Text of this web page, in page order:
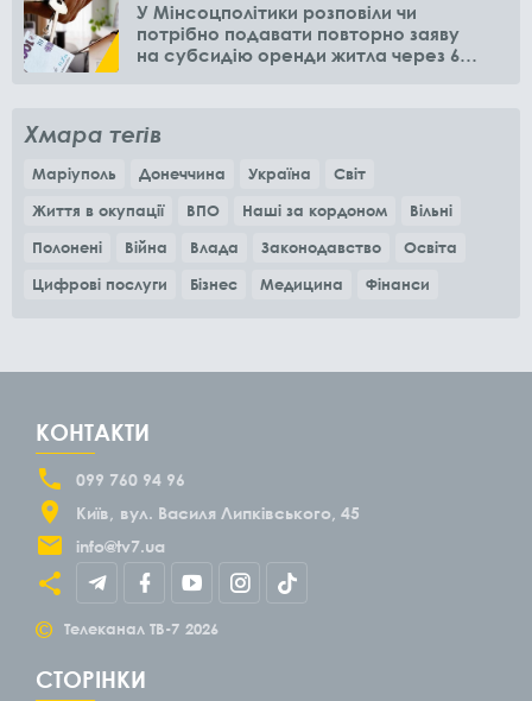
У Мінсоцполітики розповіли чи
потрібно подавати повторно заяву
на субсидію оренди житла через 6
Хмара тегів
Маріуполь Донеччина Україна
Світ
Життя в окупації
ВПО Наші за кордоном
Вільні
Полонені
Війна Влада Законодавство
Освіта
Цифрові послуги
Бізнес Медицина Фінанси
КОНТАКТИ
099 760 94 96
Київ
вул. Василя Липківського, 45
info@tv7.ua
© Телеканал ТВ-7 2026
СТОРІНКИ